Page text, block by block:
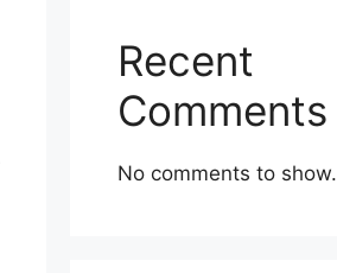
Recent
Comments
No comments to show.